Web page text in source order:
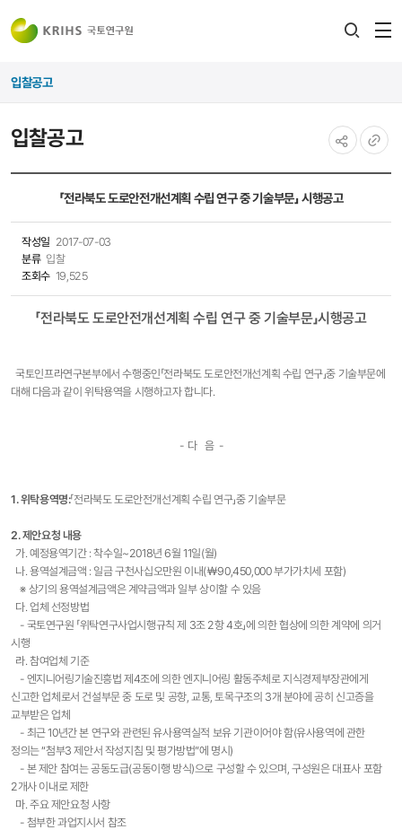
입찰공고
입찰공고
「전라북도 도로안전개선계획 수립 연구 중 기술부문」 시행공고
작성일 2017-07-03
분류 입찰
조회수 19,525
「전라북도 도로안전개선계획 수립 연구 중 기술부문」시행공고
국토인프라연구본부에서 수행중인「전라북도 도로안전개선계획 수립 연구」중 기술부문에
대해 다음과 같이 위탁용역을 시행하고자 합니다.
- 다 음 -
1. 위탁용역명:「전라북도 도로안전개선계획 수립 연구」중 기술부문
2. 제안요청 내용
가. 예정용역기간 : 착수일~2018년 6월 11일(월)
나. 용역설계금액 : 일금 구천사십오만원 이내(￦90,450,000 부가가치세 포함)
※ 상기의 용역설계금액은 계약금액과 일부 상이할 수 있음
다. 업체 선정방법
- 국토연구원 「위탁연구사업시행규칙 제 3조 2항 4호」에 의한 협상에 의한 계약에 의거
시행
라. 참여업체 기준
- 엔지니어링기술진흥법 제4조에 의한 엔지니어링 활동주체로 지식경제부장관에게
신고한 업체로서 건설부문 중 도로 및 공항, 교통, 토목구조의 3개 분야에 공히 신고증을
교부받은 업체
- 최근 10년간 본 연구와 관련된 유사용역실적 보유 기관이어야 함(유사용역에 관한
정의는 “첨부3 제안서 작성지침 및 평가방법”에 명시)
- 본 제안 참여는 공동도급(공동이행 방식)으로 구성할 수 있으며, 구성원은 대표사 포함
2개사 이내로 제한
마. 주요 제안요청 사항
- 첨부한 과업지시서 참조